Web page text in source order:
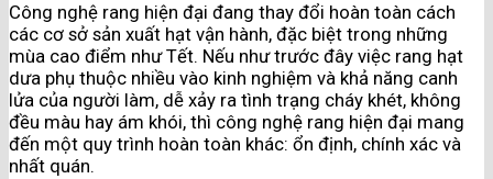
Công nghệ rang hiện đại đang thay đổi hoàn toàn cách
các cơ sở sản xuất hạt vận hành, đặc biệt trong những
mùa cao điểm như Tết. Nếu như trước đây việc rang hạt
dưa phụ thuộc nhiều vào kinh nghiệm và khả năng canh
lửa của người làm, dễ xảy ra tình trạng cháy khét, không
đều màu hay ám khói, thì công nghệ rang hiện đại mang
đến một quy trình hoàn toàn khác: ổn định, chính xác và
nhất quán.